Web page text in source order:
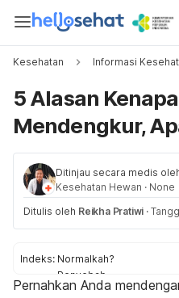
Kesehatan Informasi
5 Alasan
Mendengkur,
Ditinjau secara medis
Kesehatan Hewan · None
Ditulis oleh Reikha Pratiwi ·
Indeks: Normalkah?
Penyebab
Kapan ke dokter
Pernahkan Anda